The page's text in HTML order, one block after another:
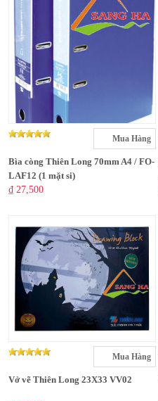
Mua Hàng
Bìa còng Thiên Long 70mm A4 / FO-
LAF12 (1 mặt si)
₫ 27,500
Mua Hàng
Vở vẽ Thiên Long 23X33 VV02